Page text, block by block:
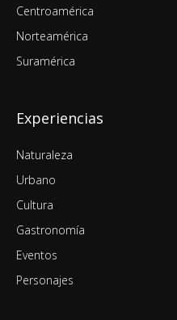
Centroamérica
Norteamérica
Suramérica
Experiencias
Naturaleza
Urbano
Cultura
Gastronomía
Eventos
Personajes